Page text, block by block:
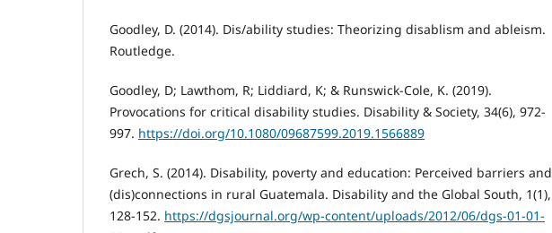
Goodley, D. (2014). Dis/ability studies: Theorizing disablism and ableism.
Routledge.
Goodley, D; Lawthom, R; Liddiard, K; & Runswick-Cole, K. (2019).
Provocations for critical disability studies. Disability & Society, 34(6), 972-
997. https://doi.org/10.1080/09687599.2019.1566889
Grech, S. (2014). Disability, poverty and education: Perceived barriers and
(dis)connections in rural Guatemala. Disability and the Global South, 1(1),
128-152. https://dgsjournal.org/wp-content/uploads/2012/06/dgs-01-01-